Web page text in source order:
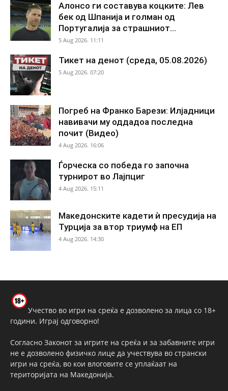
Алонсо ги составува коцките: Лев
бек од Шпанија и голман од
Португалија за страшниот...
5 Aug 2026. 11:11
Тикет на денот (среда, 05.08.2026)
5 Aug 2026. 07:20
Погреб на Франко Барези: Илјадници
навивачи му оддадоа последна
почит (Видео)
4 Aug 2026. 16:06
Ѓорческа со победа го започна
турнирот во Лајпциг
4 Aug 2026. 15:11
Македонските кадети ѝ пресудија на
Турција за втор триумф на ЕП
4 Aug 2026. 14:30
Учество во игри на среќа е дозволено за лица со 18+
години. Играј одговорно!
Согласно Законот за игрите на среќа и за забавните игри
не е дозволено физичко лице да учествува во странски
игри на среќа, во кои влоговите се уплаќаат на
територијата на Македонија.